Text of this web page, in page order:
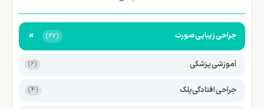
جراحی زیبایی صورت (27)
+
آموزشی پزشکی (6)
جراحی افتادگی پلک (4)